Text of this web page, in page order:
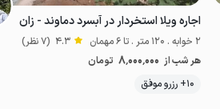
موقعیت در نقشه
اجاره ویلا استخردار در آبسرد دماوند - زان
2 خوابه . 120 متر . تا 6 مهمان 4.3 (7 نظر)
هر شب از 8٬000٬000 تومان
10+ رزرو موفق